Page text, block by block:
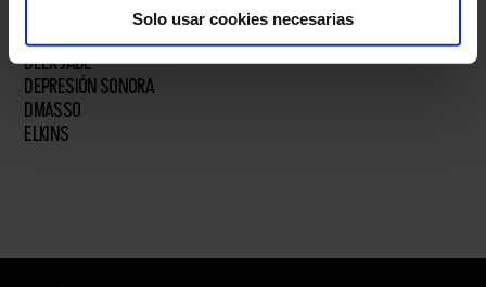
Solo usar cookies necesarias
DAVID GUETTA
DEER JADE
DEPRESIÓN SONORA
DMASSO
ELKINS
LA PLAZUELA